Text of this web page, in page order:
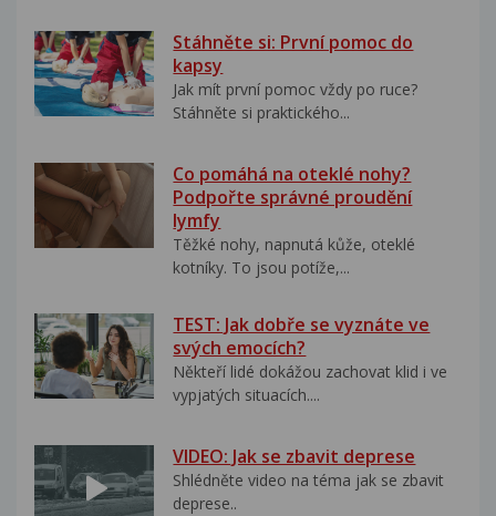
Stáhněte si: První pomoc do
kapsy
Jak mít první pomoc vždy po ruce?
Stáhněte si praktického...
Co pomáhá na oteklé nohy?
Podpořte správné proudění
lymfy
Těžké nohy, napnutá kůže, oteklé
kotníky. To jsou potíže,...
TEST: Jak dobře se vyznáte ve
svých emocích?
Někteří lidé dokážou zachovat klid i ve
vypjatých situacích....
VIDEO: Jak se zbavit deprese
Shlédněte video na téma jak se zbavit
deprese..